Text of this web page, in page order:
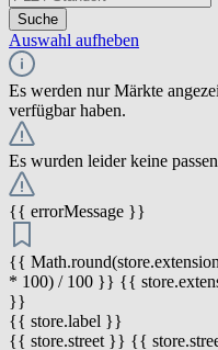
Suche
Auswahl aufheben
Es werden nur Märkte
verfügbar haben.
Es wurden leider keine
{{ errorMessage }}
{{
* 100) / 100 }} {{
}}
{{ store.label }}
{{ store.street }} {{